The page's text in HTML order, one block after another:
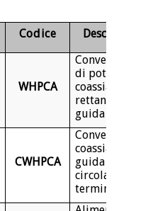
Codice Descrizione
WHPCA
Convertitore
di potenza
coassiale
rettangolare a
guida d'onda
CWHPCA
Convertitore
coassiale a
guida d'onda
circolare di
terminazione